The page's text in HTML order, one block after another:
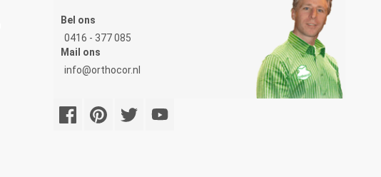
Bel ons
0416 - 377 085
Mail ons
info@orthocor.nl